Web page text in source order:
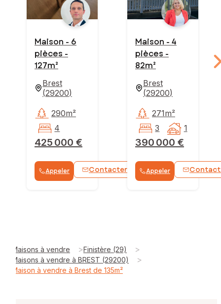
Maison - 6
pièces -
127m²
Brest
(29200)
425 000 €
290m²
4
Appeler Contacter WhatsApp
Maison - 4
pièces -
82m²
Brest
(29200)
390 000 €
271m²
3
1
Appeler
Maisons à vendre >Finistère (29) >
Maisons à vendre à BREST (29200) >
Maison à vendre à Brest de 135m²